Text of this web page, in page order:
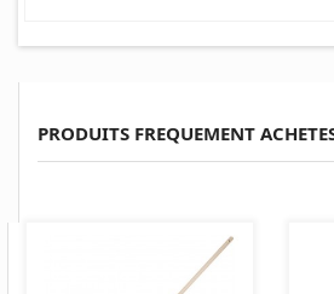
PRODUITS FREQUEMENT